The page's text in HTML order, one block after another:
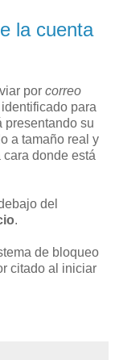
la cuenta
por correo
para
presentando su
a tamaño real y
donde está
del
.
de bloqueo
citado al iniciar